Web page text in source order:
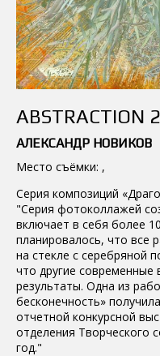
ABSTRACTION
АЛЕКСАНДР НОВИКОВ
Место съёмки: ,
Серия композиций
"Серия фотоколлажей
включает в себя более
планировалось, что все
на стекле с серебряной
что другие
результаты. Одна из
бесконечность»
отчетной конкурсной
отделения Творческого
год."